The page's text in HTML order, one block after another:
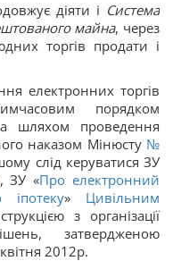
діяти і Система
майна, через
торгів продати і
електронних торгів
порядком
шляхом проведення
наказом Мінюсту №
слід керуватися ЗУ
ЗУ «Про електронний
іпотеку»
Цивільним
з організації
затвердженою
2012р.